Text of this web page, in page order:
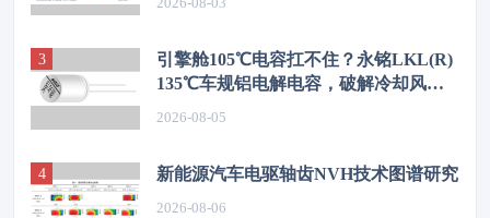
引擎舱105℃电容扛不住？永铭LKL(R)
135℃车规铝电解电容，破解冷却风扇
2026-08-05
新能源汽车电驱轴齿NVH技术图谱研究
2026-08-06